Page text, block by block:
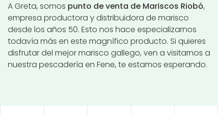
A Greta, somos punto de venta de Mariscos Riobó,
empresa productora y distribuidora de marisco
desde los años 50. Esto nos hace especializarnos
todavía más en este magnífico producto. Si quieres
disfrutar del mejor marisco gallego, ven a visitarnos a
nuestra pescadería en Fene, te estamos esperando.